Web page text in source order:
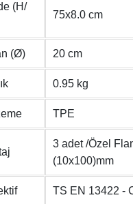
(H/
75x8.0 cm
(Ø) 20 cm
0.95 kg
TPE
3 adet /Özel
(10x100)mm
TS EN 13422 -